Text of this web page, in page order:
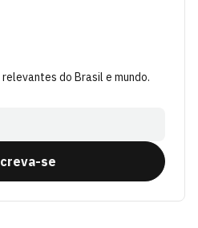
do Brasil e mundo.
se